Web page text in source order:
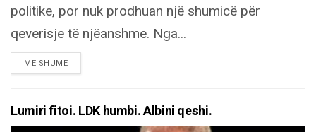
politike, por nuk prodhuan një shumicë për
qeverisje të njëanshme. Nga...
MË SHUMËDETAILS
Lumiri fitoi. LDK humbi. Albini qeshi.